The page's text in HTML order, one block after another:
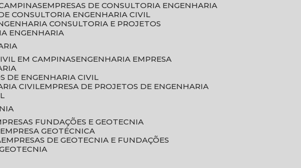
EMPRESAS DE CONSULTORIA ENGENHARIA
DE CONSULTORIA ENGENHARIA CIVIL
CONSULTORIA E PROJETOS
ENGENHARIA
EM CAMPINAS
ENGENHARIA EMPRESA
DE ENGENHARIA CIVIL
CIVIL EMPRESA DE PROJETOS DE ENGENHARIA
FUNDAÇÕES E GEOTECNIA
EMPRESA GEOTÉCNICA
EMPRESAS DE GEOTECNIA E FUNDAÇÕES
GEOTECNIA